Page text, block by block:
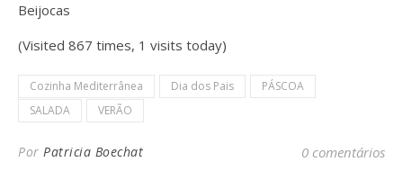
Beijocas
(Visited 867 times, 1 visits today)
Cozinha Mediterrânea Dia dos Pais
PÁSCOA
SALADA
VERÃO
Por Patricia Boechat 0 comentários